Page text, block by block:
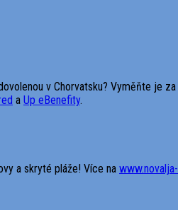
v Chorvatsku? Vyměňte je za
a Up eBenefity.
a skryté pláže! Více na www.novalja-